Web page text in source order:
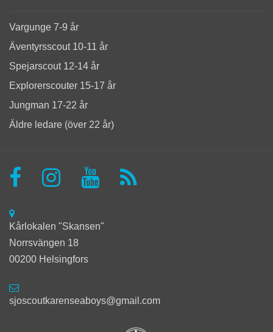
Vargunge 7-9 år
Äventyrsscout 10-11 år
Spejarscout 12-14 år
Explorerscouter 15-17 år
Jungman 17-22 år
Äldre ledare (över 22 år)
Kårlokalen "Skansen"
Norrsvängen 18
00200 Helsingfors
sjoscoutkarenseaboys@gmail.com